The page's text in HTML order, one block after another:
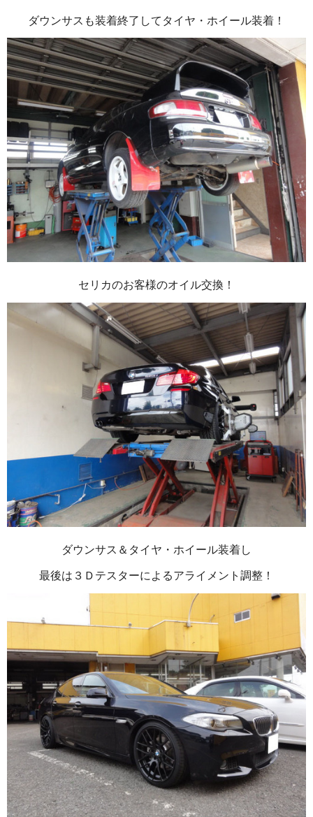
ダウンサスも装着終了してタイヤ・ホイール装着！
セリカのお客様のオイル交換！
ダウンサス＆タイヤ・ホイール装着し
最後は３Ｄテスターによるアライメント調整！